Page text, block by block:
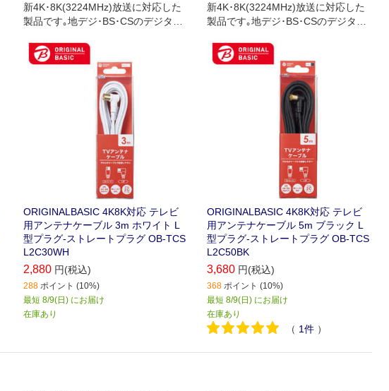
新4K･8K(3224MHz)放送に対応した
製品です｡地デジ･BS･CSのデジタル
ます｡壁面のテレビ端子とテレビ､レ
コーダー､テレビチューナー付パソコ
ンなどの接続に最適な接続ケーブル
ORIGINALBASIC 4K8K対応 テレビ
用アンテナケーブル 3m ホワイト L
型プラグ-ストレートプラグ OB-TCS
L2C30WH
2,880 円(税込)
288 ポイント (10%)
最短 8/9(日) にお届け
在庫あり
新4K･8K(3224MHz)放送に対応した
製品です｡地デジ･BS･CSのデジタル
ます｡壁面のテレビ端子とテレビ､レ
コーダー､テレビチューナー付パソコ
ンなどの接続に最適な接続ケーブル
ORIGINALBASIC 4K8K対応 テレビ
用アンテナケーブル 5m ブラック L
型プラグ-ストレートプラグ OB-TCS
L2C50BK
3,680 円(税込)
368 ポイント (10%)
最短 8/9(日) にお届け
在庫あり
（ 1件 ）